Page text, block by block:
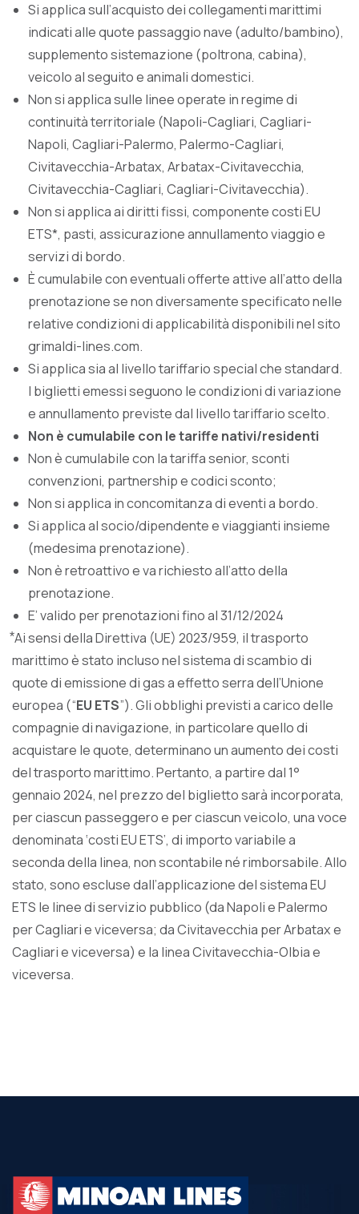
Si applica sull’acquisto dei collegamenti marittimi
indicati alle quote passaggio nave (adulto/bambino),
supplemento sistemazione (poltrona, cabina),
veicolo al seguito e animali domestici.
Non si applica sulle linee operate in regime di
continuità territoriale (Napoli-Cagliari, Cagliari-
Napoli, Cagliari-Palermo, Palermo-Cagliari,
Civitavecchia-Arbatax, Arbatax-Civitavecchia,
Civitavecchia-Cagliari, Cagliari-Civitavecchia).
Non si applica ai diritti fissi, componente costi EU
ETS*, pasti, assicurazione annullamento viaggio e
servizi di bordo.
È cumulabile con eventuali offerte attive all’atto della
prenotazione se non diversamente specificato nelle
relative condizioni di applicabilità disponibili nel sito
grimaldi-lines.com.
Si applica sia al livello tariffario special che standard.
I biglietti emessi seguono le condizioni di variazione
e annullamento previste dal livello tariffario scelto.
Non è cumulabile con le tariffe nativi/residenti
Non è cumulabile con la tariffa senior, sconti
convenzioni, partnership e codici sconto;
Non si applica in concomitanza di eventi a bordo.
Si applica al socio/dipendente e viaggianti insieme
(medesima prenotazione).
Non è retroattivo e va richiesto all’atto della
prenotazione.
E’ valido per prenotazioni fino al 31/12/2024
⃰ Ai sensi della Direttiva (UE) 2023/959, il trasporto
marittimo è stato incluso nel sistema di scambio di
quote di emissione di gas a effetto serra dell’Unione
europea (“EU ETS”). Gli obblighi previsti a carico delle
compagnie di navigazione, in particolare quello di
acquistare le quote, determinano un aumento dei costi
del trasporto marittimo. Pertanto, a partire dal 1°
gennaio 2024, nel prezzo del biglietto sarà incorporata,
per ciascun passeggero e per ciascun veicolo, una voce
denominata ‘costi EU ETS’, di importo variabile a
seconda della linea, non scontabile né rimborsabile. Allo
stato, sono escluse dall’applicazione del sistema EU
ETS le linee di servizio pubblico (da Napoli e Palermo
per Cagliari e viceversa; da Civitavecchia per Arbatax e
Cagliari e viceversa) e la linea Civitavecchia-Olbia e
viceversa.